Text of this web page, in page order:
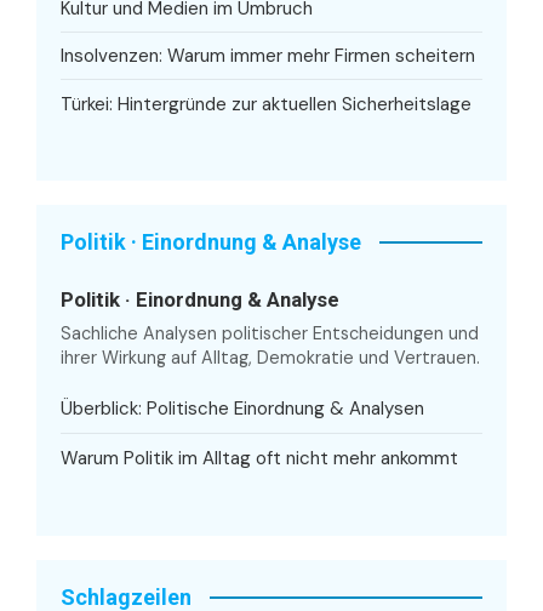
Kultur und Medien im Umbruch
Insolvenzen: Warum immer mehr Firmen scheitern
Türkei: Hintergründe zur aktuellen Sicherheitslage
Politik · Einordnung & Analyse
Politik · Einordnung & Analyse
Sachliche Analysen politischer Entscheidungen und
ihrer Wirkung auf Alltag, Demokratie und Vertrauen.
Überblick: Politische Einordnung & Analysen
Warum Politik im Alltag oft nicht mehr ankommt
Schlagzeilen